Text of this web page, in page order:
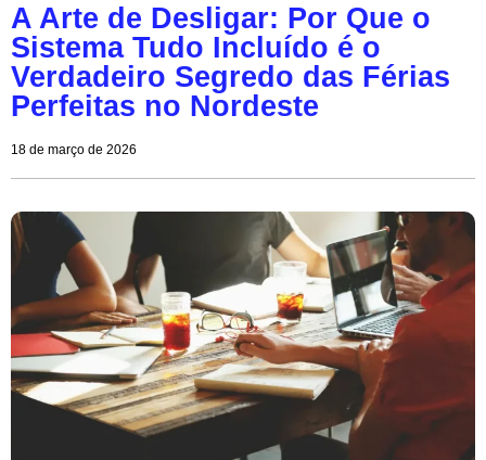
A Arte de Desligar: Por Que o
Sistema Tudo Incluído é o
Verdadeiro Segredo das Férias
Perfeitas no Nordeste
18 de março de 2026